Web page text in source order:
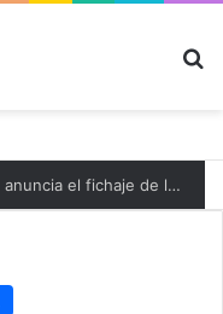
El Club Voleibol Kiele Socuéllamos anuncia el fichaje de la central norteamericana Morgan Thurlow para la temporada 2026/2027